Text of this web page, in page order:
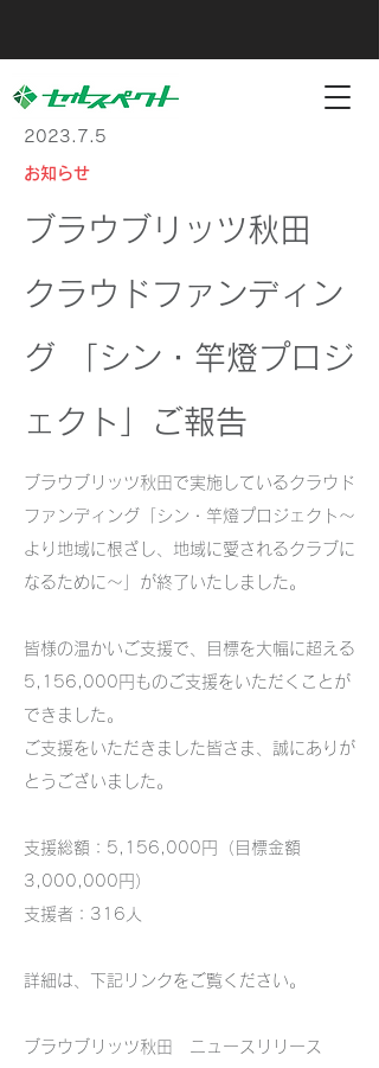
2023.7.5
お知らせ
ブラウブリッツ秋田
クラウドファンディン
グ 「シン・竿燈プロジ
ェクト」ご報告
ブラウブリッツ秋田で実施しているクラウド
ファンディング「シン・竿燈プロジェクト～
より地域に根ざし、地域に愛されるクラブに
なるために～」が終了いたしました。
皆様の温かいご支援で、目標を大幅に超える
5,156,000円ものご支援をいただくことが
できました。
ご支援をいただきました皆さま、誠にありが
とうございました。
支援総額：5,156,000円（目標金額
3,000,000円）
支援者：316人
詳細は、下記リンクをご覧ください。
ブラウブリッツ秋田 ニュースリリース